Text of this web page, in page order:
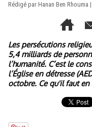
Rédigé par Hanan Ben Rhouma
Les persécutions
5,4 milliards de
l’humanité. C’est le
l’Église en détresse
octobre. Ce qu'il faut en